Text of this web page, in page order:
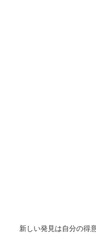
新しい発見は自分の得